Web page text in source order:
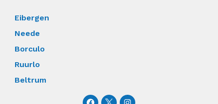
Eibergen
Neede
Borculo
Ruurlo
Beltrum
F
I